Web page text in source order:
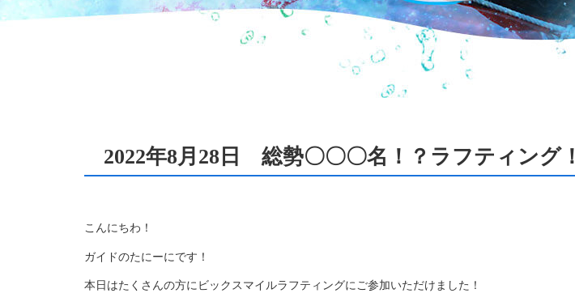
2022年8月28日 総勢〇〇〇名！？ラフティング！
こんにちわ！
ガイドのたにーにです！
本日はたくさんの方にビックスマイルラフティングにご参加いただけました！